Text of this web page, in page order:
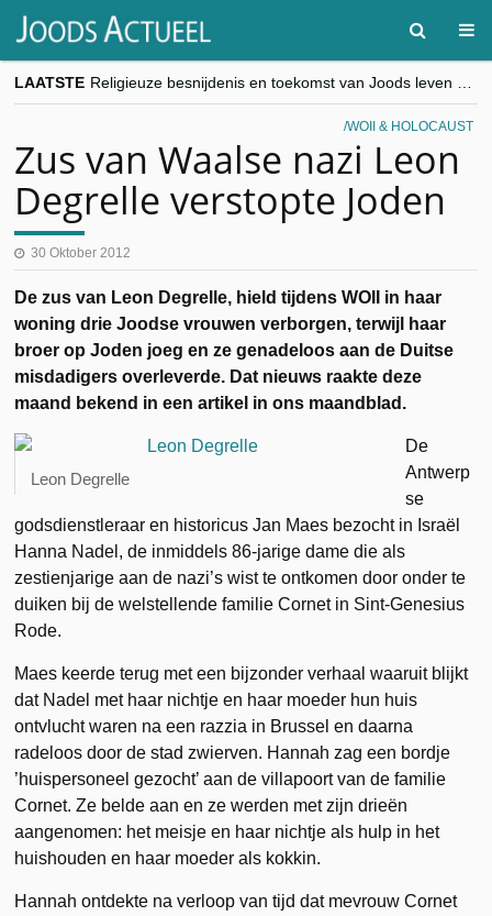
LAATSTE
“Besnijdenisdebat toont hoe moeilijk seculiere Westen minderheden begrijpt”, Jinnih Beels (Vooruit)
CITYTRIP | ROEMENIË – Boekarest: de verrassing van Oost-Europa
WOII & HOLOCAUST
Zus van Waalse nazi Leon
Degrelle verstopte Joden
30 Oktober 2012
De zus van Leon Degrelle, hield tijdens WOII in haar
woning drie Joodse vrouwen verborgen, terwijl haar
broer op Joden joeg en ze genadeloos aan de Duitse
misdadigers overleverde. Dat nieuws raakte deze
maand bekend in een artikel in ons maandblad.
Leon Degrelle
De
Antwerp
se
godsdienstleraar en historicus Jan Maes bezocht in Israël
Hanna Nadel, de inmiddels 86-jarige dame die als
zestienjarige aan de nazi’s wist te ontkomen door onder te
duiken bij de welstellende familie Cornet in Sint-Genesius
Rode.
Maes keerde terug met een bijzonder verhaal waaruit blijkt
dat Nadel met haar nichtje en haar moeder hun huis
ontvlucht waren na een razzia in Brussel en daarna
radeloos door de stad zwierven. Hannah zag een bordje
’huispersoneel gezocht’ aan de villapoort van de familie
Cornet. Ze belde aan en ze werden met zijn drieën
aangenomen: het meisje en haar nichtje als hulp in het
huishouden en haar moeder als kokkin.
Hannah ontdekte na verloop van tijd dat mevrouw Cornet